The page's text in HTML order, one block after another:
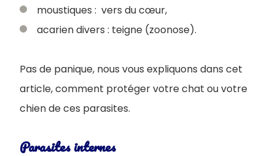
moustiques : vers du cœur,
acarien divers : teigne (zoonose).
Pas de panique, nous vous expliquons dans cet
article, comment protéger votre chat ou votre
chien de ces parasites.
Parasites internes